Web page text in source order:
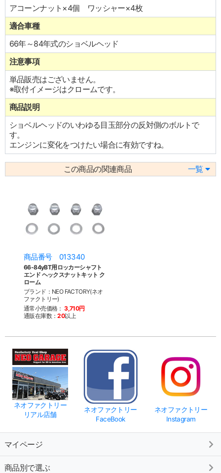
アコーンナット×4個 ワッシャー×4枚
適合車種
66年～84年式のショベルヘッド
注意事項
単品販売はございません。
※取付イメージはクロームです。
商品説明
ショベルヘッドのいわゆる目玉部分の反対側のボルトで
す。
エンジンに変化をつけたい場合に有効ですね。
この商品の関連商品 一覧
商品番号 013340
66-84yBT用ロッカーシャフト
エンド ヘックスナットキット ク
ローム
ブランド：NEO FACTORY(ネオ
ファクトリー)
通常小売価格： 3,710円
通販在庫数：20以上
ネオファクトリー
リアル店舗
ネオファクトリー
FaceBook
ネオファクトリー
Instagram
マイページ
商品別で選ぶ